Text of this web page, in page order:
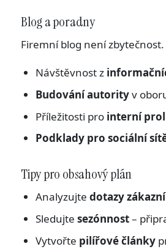
Blog a poradny
Firemní blog není
Návštěvnost z
Budování autorityv
Příležitosti pro interní
Podklady pro sociální
Tipy pro obsahový plán
Analyzujte dotazy
Sledujte sezónnost–
Vytvořte pilířové články